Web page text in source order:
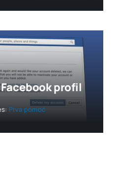
profil
Prva pomoć